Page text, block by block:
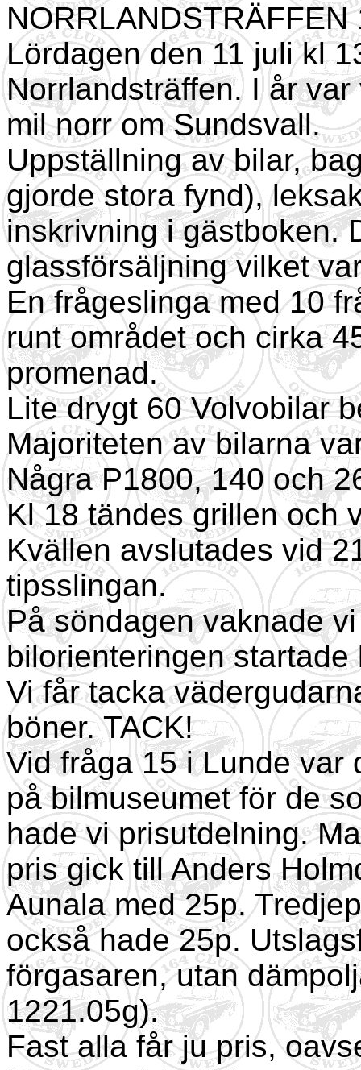
NORRLANDSTRÄFFEN
Lördagen den 11 juli kl
Norrlandsträffen. I år
mil norr om Sundsvall.
Uppställning av bilar,
gjorde stora fynd),
inskrivning i gästboken.
glassförsäljning vilket
En frågeslinga med 10
runt området och cirka
promenad.
Lite drygt 60 Volvobilar
Majoriteten av bilarna
Några P1800, 140 och
Kl 18 tändes grillen och
Kvällen avslutades vid
tipsslingan.
På söndagen vaknade
bilorienteringen
Vi får tacka
böner. TACK!
Vid fråga 15 i Lunde var
på bilmuseumet för de
hade vi prisutdelning.
pris gick till Anders
Aunala med 25p.
också hade 25p.
förgasaren, utan
1221.05g).
Fast alla får ju pris,